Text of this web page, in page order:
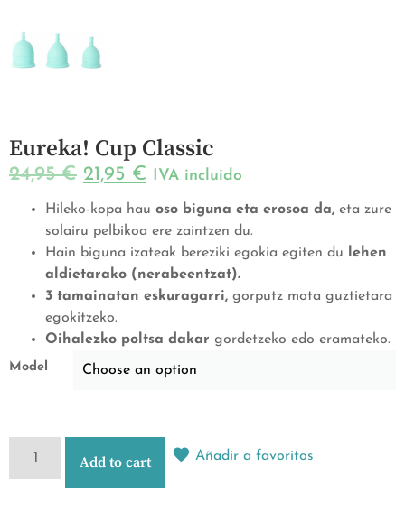
Eureka! Cup Classic
24,95€ 21,95 € IVA incluido
Hileko-kopa hau oso biguna eta erosoa da, eta zure
solairu pelbikoa ere zaintzen du.
Hain biguna izateak bereziki egokia egiten du
lehen
aldietarako (nerabeentzat).
3 tamainatan eskuragarri, gorputz mota guztietara
egokitzeko.
Oihalezko poltsa dakar gordetzeko edo eramateko.
Model
Add to cart Añadir a favoritos